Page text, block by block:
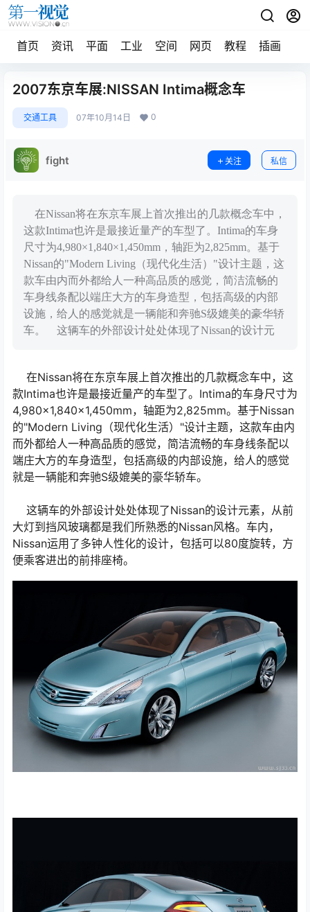
首页 资讯 平面 工业 空间 网页 教程 插画
2007东京车展:NISSAN Intima概念车
交通工具 07年10月14日 0
fight 关注 私信
在Nissan将在东京车展上首次推出的几款概念车中，
这款Intima也许是最接近量产的车型了。Intima的车身
尺寸为4,980×1,840×1,450mm，轴距为2,825mm。基于
Nissan的"Modern Living（现代化生活）"设计主题，这
款车由内而外都给人一种高品质的感觉，简洁流畅的
车身线条配以端庄大方的车身造型，包括高级的内部
设施，给人的感觉就是一辆能和奔驰S级媲美的豪华轿
车。 这辆车的外部设计处处体现了Nissan的设计元
在Nissan将在东京车展上首次推出的几款概念车中，这
款Intima也许是最接近量产的车型了。Intima的车身尺寸为
4,980×1,840×1,450mm，轴距为2,825mm。基于Nissan
的"Modern Living（现代化生活）"设计主题，这款车由内
而外都给人一种高品质的感觉，简洁流畅的车身线条配以
端庄大方的车身造型，包括高级的内部设施，给人的感觉
就是一辆能和奔驰S级媲美的豪华轿车。
这辆车的外部设计处处体现了Nissan的设计元素，从前
大灯到挡风玻璃都是我们所熟悉的Nissan风格。车内，
Nissan运用了多钟人性化的设计，包括可以80度旋转，方
便乘客进出的前排座椅。